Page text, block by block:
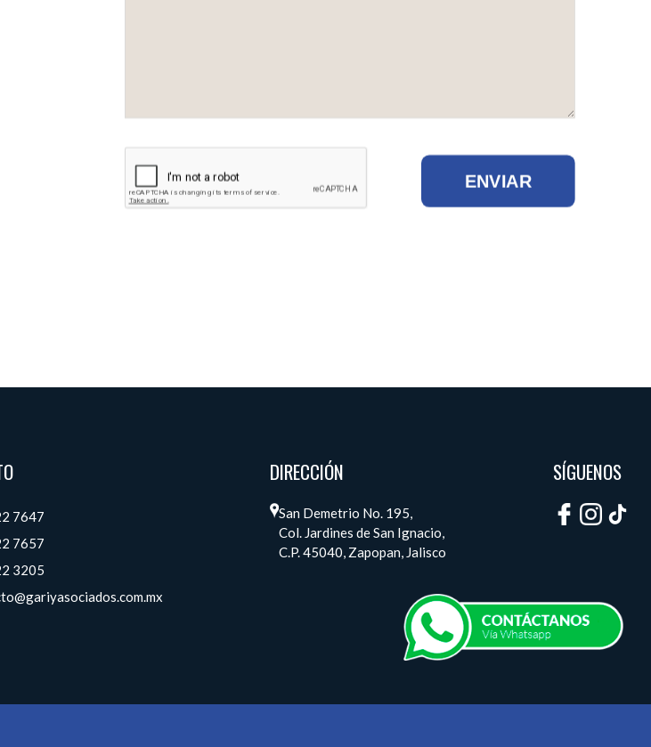
7647
7657
3205
DIRECCIÓN
San Demetrio No. 195,
Col. Jardines de San Ignacio,
C.P. 45040, Zapopan, Jalisco
SÍGUENOS